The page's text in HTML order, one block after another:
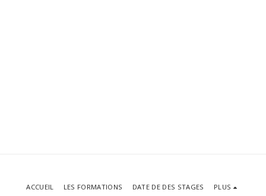
ACCUEIL LES FORMATIONS DATE DE DES STAGES PLUS